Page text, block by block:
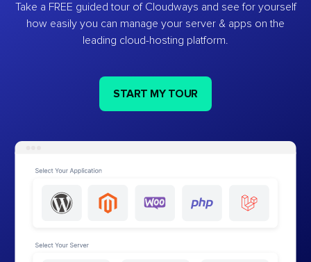
Take a FREE guided tour of Cloudways and see for yourself
how easily you can manage your server & apps on the
leading cloud-hosting platform.
START MY TOUR